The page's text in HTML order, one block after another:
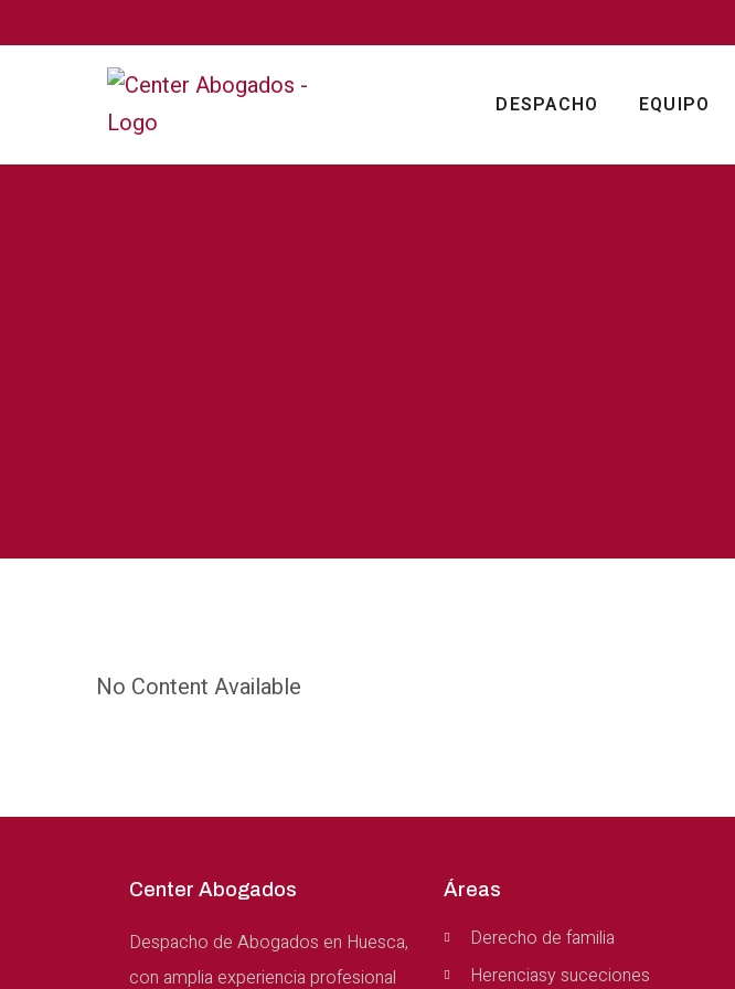
DESPACHO EQUIPO
No Content Available
Center Abogados
Despacho de Abogados en Huesca,
con amplia experiencia profesional
Áreas
Derecho de familia
Herenciasy suceciones